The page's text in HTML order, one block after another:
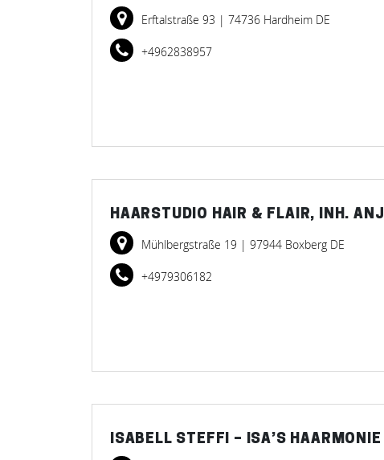
Erftalstraße 93 | 74736 Hardheim DE
+4962838957
HAARSTUDIO HAIR & FLAIR, INH.
Mühlbergstraße 19 | 97944 Boxberg DE
+4979306182
ISABELL STEFFI – ISA’S HAARMONIE